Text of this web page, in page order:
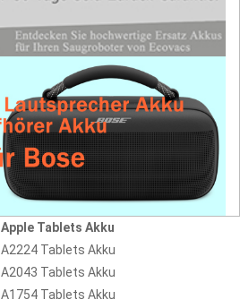
Apple Tablets Akku
A2224 Tablets Akku
A2043 Tablets Akku
A1754 Tablets Akku